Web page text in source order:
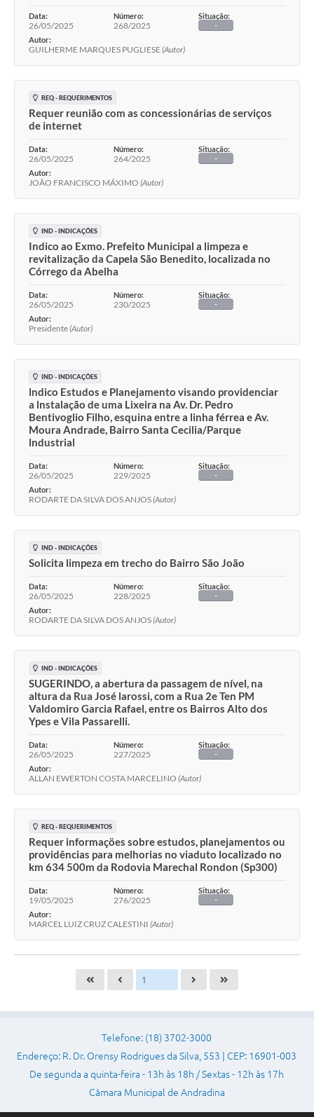
Data:
26/05/2025
Número:
268/2025
Situação:
-
Autor:
GUILHERME MARQUES PUGLIESE(Autor)
REQ - REQUERIMENTOS
Requer reunião com as concessionárias de serviços
de internet
Data:
26/05/2025
Número:
264/2025
Situação:
-
Autor:
JOÃO FRANCISCO MÁXIMO (Autor)
IND - INDICAÇÕES
Indico ao Exmo. Prefeito Municipal a limpeza e
revitalização da Capela São Benedito, localizada no
Córrego da Abelha
Data:
26/05/2025
Número:
230/2025
Situação:
-
Autor:
Presidente(Autor)
IND - INDICAÇÕES
lndico Estudos e Planejamento visando providenciar
a lnstalação de uma Lixeira na Av. Dr. Pedro
Bentivoglio Filho, esquina entre a linha férrea e Av.
Moura Andrade, Bairro Santa Cecilia/Parque
lndustrial
Data:
26/05/2025
Número:
229/2025
Situação:
-
Autor:
RODARTE DA SILVA DOS ANJOS(Autor)
IND - INDICAÇÕES
Solicita limpeza em trecho do Bairro São João
Data:
26/05/2025
Número:
228/2025
Situação:
-
Autor:
RODARTE DA SILVA DOS ANJOS(Autor)
IND - INDICAÇÕES
SUGERINDO, a abertura da passagem de nível, na
altura da Rua José larossi, com a Rua 2e Ten PM
Valdomiro Garcia Rafael, entre os Bairros Alto dos
Ypes e Vila Passarelli.
Data:
26/05/2025
Número:
227/2025
Situação:
-
Autor:
ALLAN EWERTON COSTA MARCELINO (Autor)
REQ - REQUERIMENTOS
Requer informaçöes sobre estudos, planejamentos ou
providências para melhorias no viaduto localizado no
km 634 500m da Rodovia Marechal Rondon (Sp300)
Data:
19/05/2025
Número:
276/2025
Situação:
-
Autor:
MARCEL LUIZ CRUZ CALESTINI (Autor)
Telefone: (18) 3702-3000
Endereço: R. Dr. Orensy Rodrigues da Silva, 553 | CEP: 16901-003
De segunda a quinta-feira - 13h às 18h / Sextas - 12h às 17h
Câmara Municipal de Andradina